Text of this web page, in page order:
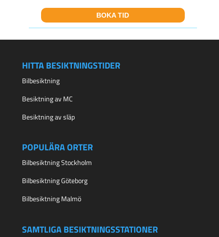
BOKA TID
HITTA BESIKTNINGSTIDER
Bilbesiktning
Besiktning av MC
Besiktning av släp
POPULÄRA ORTER
Bilbesiktning Stockholm
Bilbesiktning Göteborg
Bilbesiktning Malmö
SAMTLIGA BESIKTNINGSSTATIONER